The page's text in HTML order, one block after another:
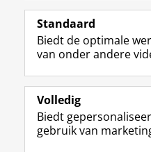
Studiekiezers
Alumni
Over ons
Standaard
Biedt de optimale
van onder andere
Volledig
Biedt
gebruik van